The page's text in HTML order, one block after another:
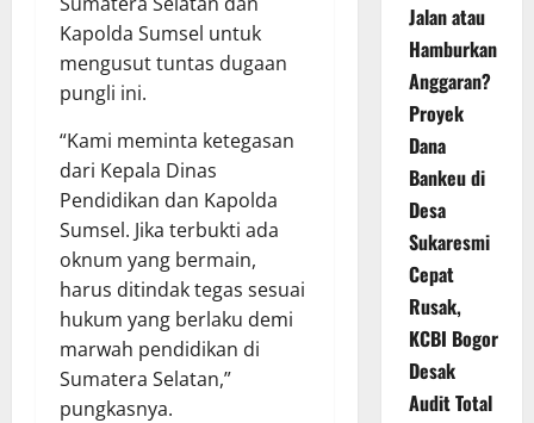
Kapolda Sumsel untuk
mengusut tuntas dugaan
pungli ini.
“Kami meminta ketegasan
dari Kepala Dinas
Pendidikan dan Kapolda
Sumsel. Jika terbukti ada
oknum yang bermain,
harus ditindak tegas sesuai
hukum yang berlaku demi
marwah pendidikan di
Sumatera Selatan,”
pungkasnya.
Jalan atau
Hamburkan
Anggaran?
Proyek
Dana
Bankeu di
Desa
Sukaresmi
Cepat
Rusak,
KCBI Bogor
Desak
Audit Total